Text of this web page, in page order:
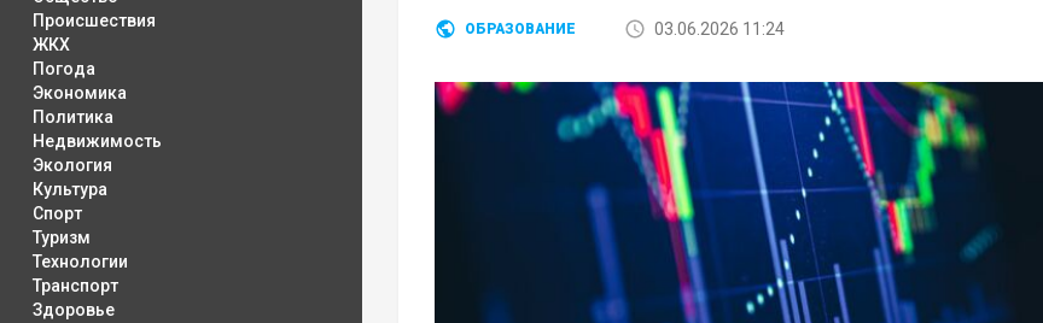
Происшествия
ЖКХ
Погода
Экономика
Политика
Недвижимость
Экология
Культура
Спорт
Туризм
Технологии
Транспорт
Здоровье
ОБРАЗОВАНИЕ 03.06.2026 11:24